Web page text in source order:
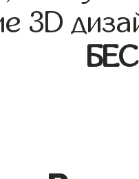
3D